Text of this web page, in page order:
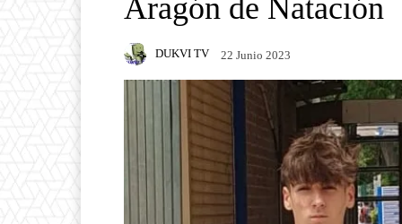
Aragón de Natación
DUKVI TV 22 Junio 2023